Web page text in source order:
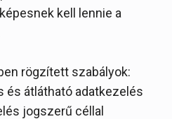
kell lennie a
rögzített szabályok:
átlátható adatkezelés
jogszerű céllal